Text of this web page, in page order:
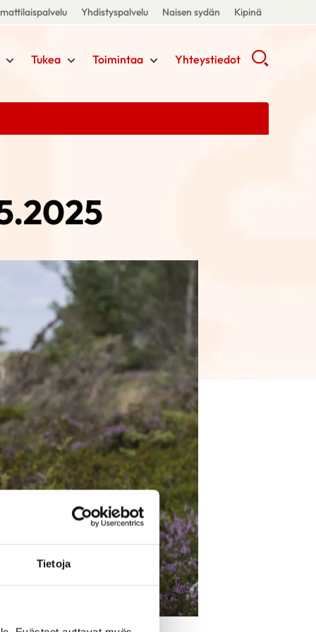
Tietoja
Yhdistyspalvelu Naisen sydän Kipinä
Tukea Toimintaa Yhteystiedot